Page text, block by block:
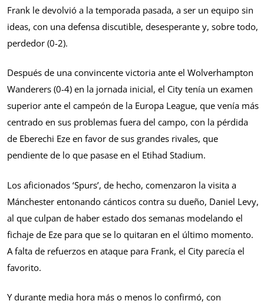
Frank le devolvió a la temporada pasada, a ser un equipo sin
ideas, con una defensa discutible, desesperante y, sobre todo,
perdedor (0-2).
Después de una convincente victoria ante el Wolverhampton
Wanderers (0-4) en la jornada inicial, el City tenía un examen
superior ante el campeón de la Europa League, que venía más
centrado en sus problemas fuera del campo, con la pérdida
de Eberechi Eze en favor de sus grandes rivales, que
pendiente de lo que pasase en el Etihad Stadium.
Los aficionados ‘Spurs’, de hecho, comenzaron la visita a
Mánchester entonando cánticos contra su dueño, Daniel Levy,
al que culpan de haber estado dos semanas modelando el
fichaje de Eze para que se lo quitaran en el último momento.
A falta de refuerzos en ataque para Frank, el City parecía el
favorito.
Y durante media hora más o menos lo confirmó, con